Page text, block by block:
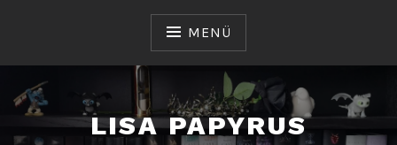
MENÜ
LISA PAPYRUS